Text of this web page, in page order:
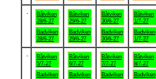
Båtviken
28/6-27
Badviken
28/6-27
Båtviken
29/6-27
Badviken
29/6-27
Båtviken
30/6-27
Badviken
30/6-27
Båtviken
1/7-27
Badviken
1/7-27
Båtviken
5/7-27
Badviken
Båtviken
6/7-27
Badviken
Båtviken
7/7-27
Badviken
Båtviken
8/7-27
Badviken